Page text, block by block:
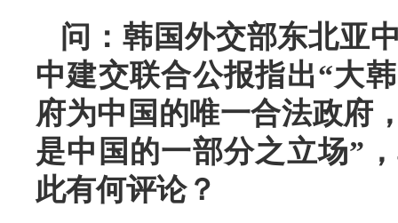
问：韩国外交部东北亚
中建交联合公报指出“大
府为中国的唯一合法政府
是中国的一部分之立场”
此有何评论？